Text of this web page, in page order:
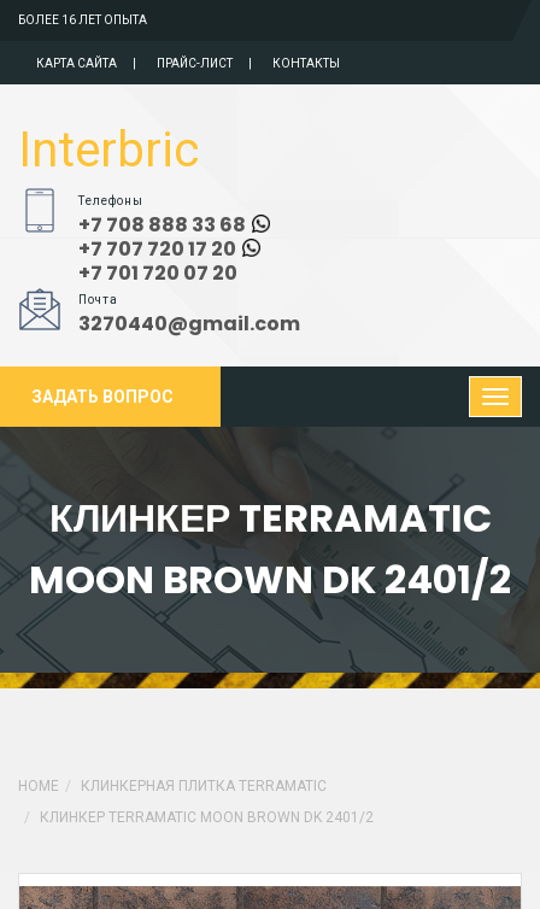
БОЛЕЕ 16 ЛЕТ ОПЫТА
КАРТА САЙТА ПРАЙС-ЛИСТ КОНТАКТЫ
Interbric
Телефоны
+7 708 888 33 68
+7 707 720 17 20
+7 701 720 07 20
Почта
3270440@gmail.com
ЗАДАТЬ ВОПРОС
КЛИНКЕР TERRAMATIC
MOON BROWN DK 2401/2
HOME
КЛИНКЕРНАЯ ПЛИТКА TERRAMATIC
КЛИНКЕР TERRAMATIC MOON BROWN DK 2401/2